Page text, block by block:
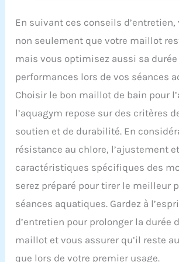
et de mettre en valeur une
renforce le charme et la confiance,
élégance raffinée, et vous rend
sensuelle. Conception Unique：Ce
de larges bretelles élastiques,
élégance. Il enveloppe parfaitement
risque de dévoilement, offrant un
personnalisé. Les coussinets de
conçus des deux côtés de la taille
ajustements personnalisés. Large
Ce maillot de bain sexy est un choix
vacances à la plage et les fêtes au
piscine. Qu'il s'agisse de sport
d'entraînement de natation, de
bord de mer, de croisière, d'activités
parfaitement à toutes les
accompagnant pour révéler votre
liberté. Instructions D’entretien：
engageons à vous offrir des produits
En suivant ces conseils d’entretien,
non seulement que votre maillot
mais vous optimisez aussi sa durée
performances lors de vos séances
Choisir le bon maillot de bain pour
l’aquagym repose sur des critères
soutien et de durabilité. En
résistance au chlore, l’ajustement
caractéristiques spécifiques des
serez préparé pour tirer le meilleur
séances aquatiques. Gardez à
d’entretien pour prolonger la durée
maillot et vous assurer qu’il reste
que lors de votre premier usage.